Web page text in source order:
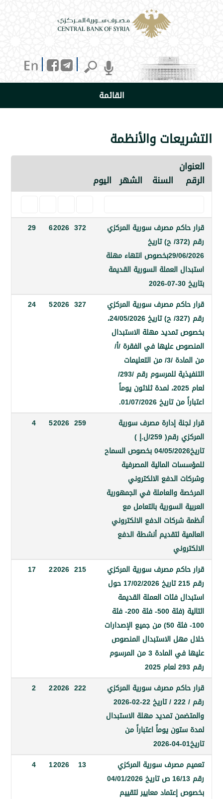
والأنظمة
السنة
الشهر اليوم
مصرف سورية المركزي
رقم (372/ ح) تاريخ
29/06/2026بخصوص انتهاء مهلة
العملة السورية القديمة
372
2026
29
مصرف سورية المركزي
مهلة الاستبدال
عليها في الفقرة /أ/
من المادة /3/ من التعليمات
التنفيذية للمرسوم رقم /293/
لعام 2025، لمدة ثلاثون يوماً
01/07/2026.
327
2026
24
إدارة مصرف سورية
المركزي رقم( 259/ل.إ )
تاريخ04/05/2026 بخصوص السماح
المالية المصرفية
الدفع الالكتروني
والعاملة في الجمهورية
السورية بالتعامل مع
الدفع الالكتروني
لتقديم أنشطة الدفع
259
4
مصرف سورية المركزي
رقم 215 تاريخ 17/02/2026 حول
فئات العملة القديمة
التالية (فئة 500- فئة 200- فئة
100- فئة 50) من جميع الإصدارات
الاستبدال المنصوص
عليها في المادة 3 من المرسوم
215
2026
17
مصرف سورية المركزي
رقم / 222 / تاريخ 22-02-2026
تمديد مهلة الاستبدال
يوماً اعتباراً من
222
2026
2
سورية المركزي
رقم 16/13 ص تاريخ 04/01/2026
معايير لتقييم
13